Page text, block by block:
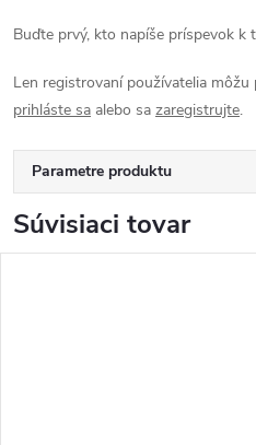
Buďte prvý, kto napíše príspevok k
Len registrovaní používatelia
prihláste sa alebo sa zaregistrujte.
Parametre produktu
Súvisiaci tovar